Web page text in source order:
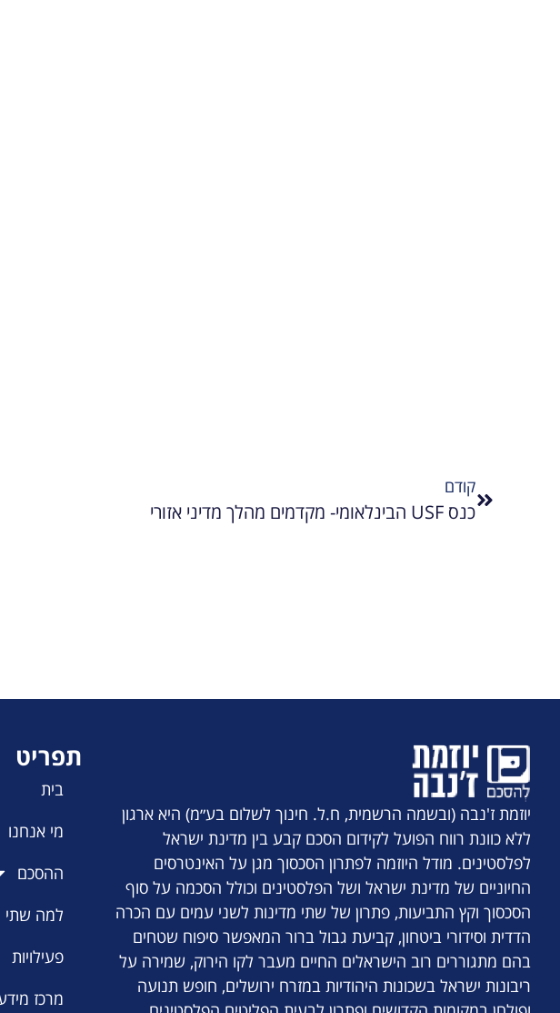
קודם
כנס USF הבינלאומי- מקדמים מהלך מדיני אזורי
יוזמת ז'נבה (ובשמה הרשמית, ח.ל. חינוך לשלום בע״מ) היא ארגון
ללא כוונת רווח הפועל לקידום הסכם קבע בין מדינת ישראל
לפלסטינים. מודל היוזמה לפתרון הסכסוך מגן על האינטרסים
החיוניים של מדינת ישראל ושל הפלסטינים וכולל הסכמה על סוף
הסכסוך וקץ התביעות, פתרון של שתי מדינות לשני עמים עם הכרה
הדדית וסידורי ביטחון, קביעת גבול ברור המאפשר סיפוח שטחים
בהם מתגוררים רוב הישראלים החיים מעבר לקו הירוק, שמירה על
ריבונות ישראל בשכונות היהודיות במזרח ירושלים, חופש תנועה
תפריט
בית
מי אנחנו
ההסכם
למה שתי
פעילויות
מרכז